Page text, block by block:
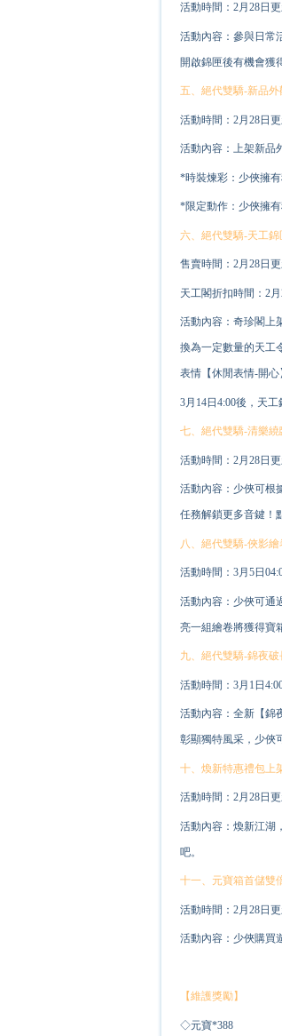
活動時間：2月28日
活動內容：參與日常
開啟錦匣後有機會獲
五、絕代雙驕-新品外
活動時間：2月28日
活動內容：上架新品
*時裝煉彩：少俠擁
*限定動作：少俠擁
六、絕代雙驕-天工錦
售賣時間：2月28日
天工閣折扣時間：2
活動內容：奇珍閣上
換為一定數量的天工
表情【休閒表情-開
3月14日4:00後，天
七、絕代雙驕-清樂繞
活動時間：2月28日
活動內容：少俠可根
任務解鎖更多音鍵！
八、絕代雙驕-俠影繪
活動時間：3月5日
活動內容：少俠可通
亮一組繪卷將獲得寶
九、絕代雙驕-錦夜破
活動時間：3月1日
活動內容：全新【錦
彰顯獨特風采，少俠
十、煥新特惠禮包上
活動時間：2月28日
活動內容：煥新江湖
吧。
十一、元寶箱首儲雙
活動時間：2月28日
活動內容：少俠購買
【維護獎勵】
◇元寶*388